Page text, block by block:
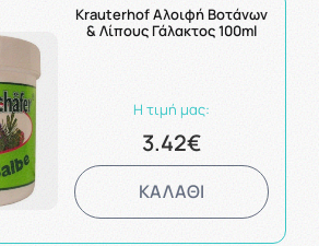
Krauterhof Αλοιφή Βοτάνων
& Λίπους Γάλακτος 100ml
Η τιμή μας:
3.42€
ΚΑΛΑΘΙ